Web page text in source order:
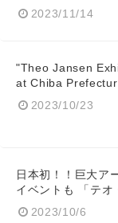
2023/11/14
"Theo Jansen
at Chiba
2023/10/23
日本初！！巨大ア
イベントも 「テオ
2023/10/6